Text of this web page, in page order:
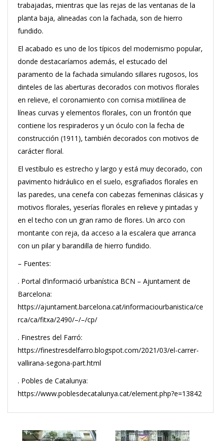
trabajadas, mientras que las rejas de las ventanas de la
planta baja, alineadas con la fachada, son de hierro
fundido.
El acabado es uno de los típicos del modernismo popular,
donde destacaríamos además, el estucado del
paramento de la fachada simulando sillares rugosos, los
dinteles de las aberturas decorados con motivos florales
en relieve, el coronamiento con cornisa mixtilínea de
líneas curvas y elementos florales, con un frontón que
contiene los respiraderos y un óculo con la fecha de
construcción (1911), también decorados con motivos de
carácter floral.
El vestíbulo es estrecho y largo y está muy decorado, con
pavimento hidráulico en el suelo, esgrafiados florales en
las paredes, una cenefa con cabezas femeninas clásicas y
motivos florales, yeserías florales en relieve y pintadas y
en el techo con un gran ramo de flores. Un arco con
montante con reja, da acceso a la escalera que arranca
con un pilar y barandilla de hierro fundido.
– Fuentes:
. Portal d’informació urbanística BCN – Ajuntament de
Barcelona:
https://ajuntament.barcelona.cat/informaciourbanistica/ce
rca/ca/fitxa/2490/–/–/cp/
. Finestres del Farró:
https://finestresdelfarro.blogspot.com/2021/03/el-carrer-
vallirana-segona-part.html
. Pobles de Catalunya:
https://www.poblesdecatalunya.cat/element.php?e=13842